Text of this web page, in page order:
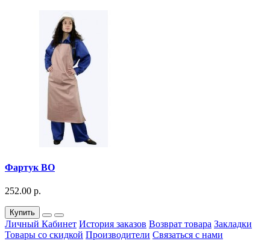
Фартук ВО
252.00 р.
Купить
Личный Кабинет История заказов Возврат товара Закладки
Товары со скидкой Производители Связаться с нами